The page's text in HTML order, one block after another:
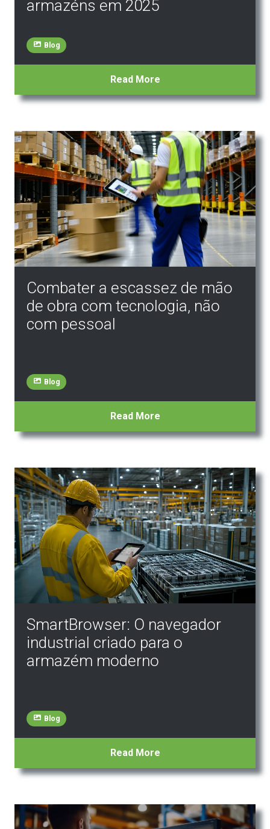
armazéns em 2025
Blog
Read More
Combater a escassez de mão
de obra com tecnologia, não
com pessoal
Blog
Read More
SmartBrowser: O navegador
industrial criado para o
armazém moderno
Blog
Read More